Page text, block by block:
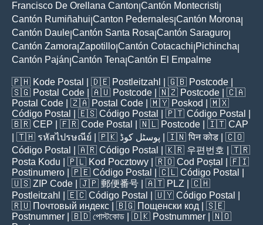
Francisco De Orellana Canton Cantón Montecristi
Cantón Rumiñahui Canton Pedernales Cantón Morona
Cantón Daule Cantón Santa Rosa Cantón Saraguro
Cantón Zamora Zapotillo Cantón Cotacachi Pichincha
Cantón Paján Cantón Tena Cantón El Empalme
🇵🇭 Kode Postal | 🇩🇪 Postleitzahl | 🇬🇧 Postcode
🇸🇬 Postal Code | 🇦🇺 Postcode | 🇳🇿 Postcode | 🇨🇦
Postal Code | 🇿🇦 Postal Code | 🇲🇾 Poskod
| 🇲🇽
Código Postal
| 🇪🇸 Código Postal | 🇵🇹 Código Postal
🇧🇷 CEP | 🇫🇷 Code Postal | 🇳🇱 Postcode | 🇮🇹 CAP
| 🇹🇭 รหัสไปรษณีย์ | 🇵🇰 پوسٹل کوڈ | 🇮🇳पिन कोड | 🇨🇴
Código Postal
| 🇦🇷 Código Postal | 🇰🇷 우편번호
| 🇹🇷
Posta Kodu | 🇵🇱 Kod Pocztowy | 🇷🇴 Cod Poștal
| 🇫🇮
Postinumero | 🇵🇪 Código Postal | 🇨🇱 Código Postal
🇺🇸 ZIP Code | 🇯🇵 郵便番号 | 🇦🇹 PLZ | 🇨🇭
Postleitzahl
| 🇪🇨 Código Postal | 🇺🇾 Código Postal
🇷🇺 Почтовый индекс | 🇧🇬 Пощенски код | 🇸🇪
Postnummer | 🇧🇩 পোস্টকোড | 🇩🇰 Postnummer | 🇳🇴